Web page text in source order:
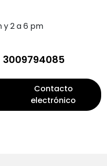
y 2 a 6 pm
Contacto
electrónico